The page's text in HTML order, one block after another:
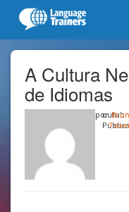
A Cultura
de Idiomas
por